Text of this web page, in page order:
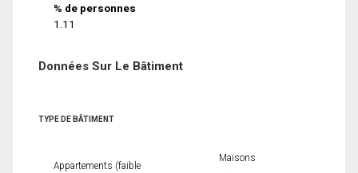
% de personnes
1.11
Données Sur Le Bâtiment
TYPE DE BÂTIMENT
Appartements (faible
Maisons